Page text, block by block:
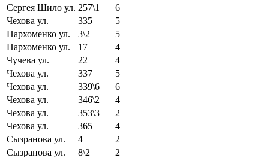
Сергея Шило ул. 257\1
6
Чехова ул.
335
5
Пархоменко ул.
3\2
5
Пархоменко ул.
17
4
Чучева ул.
22
4
Чехова ул.
337
5
Чехова ул.
339\6
6
Чехова ул.
346\2
4
Чехова ул.
353\3
2
Чехова ул.
365
4
Сызранова ул.
4
2
Сызранова ул.
8\2
2